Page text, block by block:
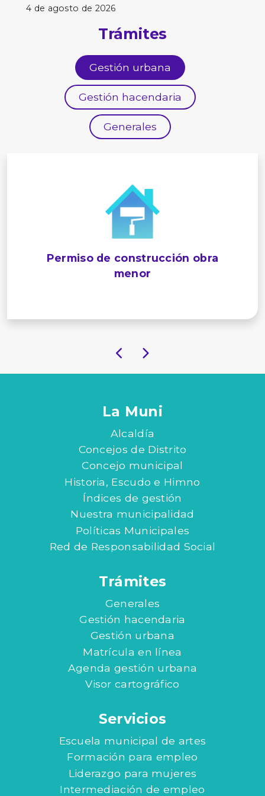
4 de agosto de 2026
Trámites
Gestión urbana
Gestión hacendaria
Generales
Permiso de construcción obra
menor
La Muni
Alcaldía
Concejos de Distrito
Concejo municipal
Historia, Escudo e Himno
Índices de gestión
Nuestra municipalidad
Políticas Municipales
Red de Responsabilidad Social
Trámites
Generales
Gestión hacendaria
Gestión urbana
Matrícula en línea
Agenda gestión urbana
Visor cartográfico
Servicios
Escuela municipal de artes
Formación para empleo
Liderazgo para mujeres
Intermediación de empleo